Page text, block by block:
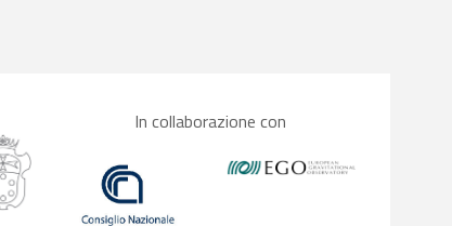
In collaborazione con